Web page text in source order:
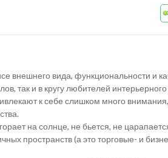
внешнего вида, функциональности и
так и в кругу любителей
к себе слишком много
на солнце, не бьется, не
пространств (а это торговые- и